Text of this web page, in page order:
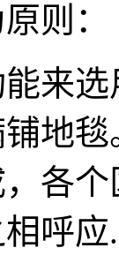
则：
来
地
各
呼应.